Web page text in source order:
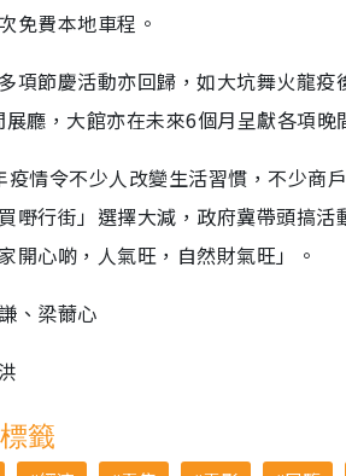
免費本地車程。
項節慶活動亦回歸，如大坑舞火龍
廳，大館亦在未來6個月呈獻各項晚
疫情令不少人改變生活習慣，不少商
嘢行街」選擇大減，政府冀帶頭搞
開心啲，人氣旺，自然財氣旺」。
、梁薾心
籤